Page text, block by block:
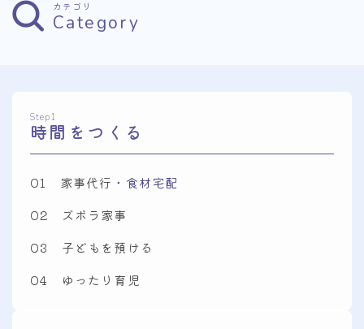
カテゴリ
Category
Step1
時間をつくる
01 家事代行 ・食材宅配
02 ズボラ家事
03 子どもを預ける
04 ゆったり育児